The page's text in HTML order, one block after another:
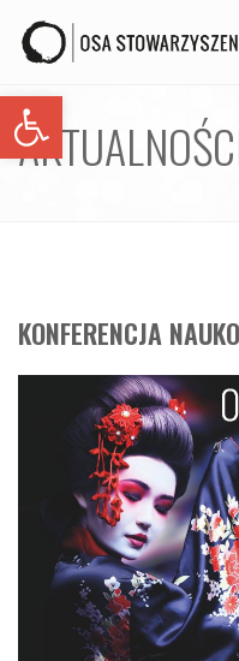
Open toolbar
KONFERENCJA